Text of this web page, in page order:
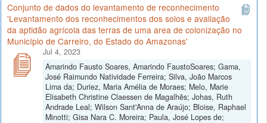
Conjunto de dados do levantamento de reconhecimento
'Levantamento dos reconhecimentos dos solos e avaliação
da aptidão agrícola das terras de uma area de colonização no
Município de Carreiro, do Estado do Amazonas'
Jul 4, 2023
Amarindo Fausto Soares, Amarindo FaustoSoares; Gama,
José Raimundo Natividade Ferreira; Silva, João Marcos
Lima da; Duriez, Maria Amélia de Moraes; Melo, Marie
Elisabeth Christine Claessen de Magalhẽs; Johas, Ruth
Andrade Leal; Wilson Sant'Anna de Araújo; Bloise, Raphael
Minotti; Gisa Nara C. Moreira; Paula, José Lopes de;